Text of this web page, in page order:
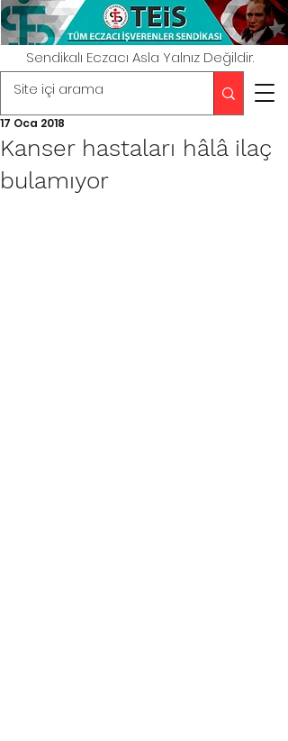
Sendikalı Eczacı Asla Yalnız Değildir.
Kanser hastaları hâlâ ilaç
bulamıyor
17 Oca 2018